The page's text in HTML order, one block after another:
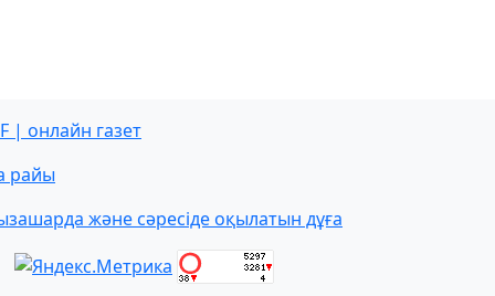
| онлайн газет
райы
және сәресіде оқылатын дұға